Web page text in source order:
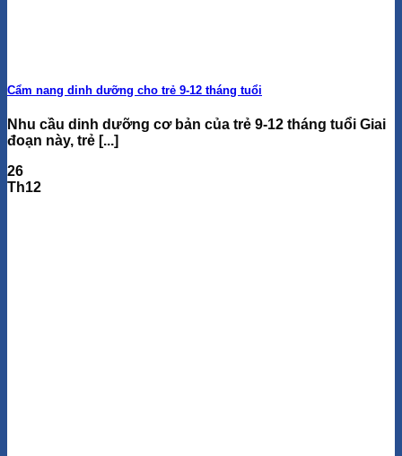
Cẩm nang dinh dưỡng cho trẻ 9-12 tháng tuổi
Nhu cầu dinh dưỡng cơ bản của trẻ 9-12 tháng tuổi Giai
đoạn này, trẻ [...]
26
Th12